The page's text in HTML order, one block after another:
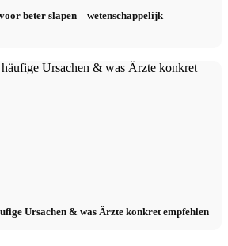
beter slapen – wetenschappelijk
Ursachen & was Ärzte konkret empfehlen